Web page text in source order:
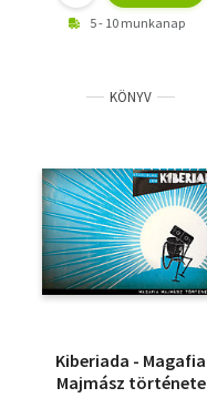
5 - 10 munkanap
KÖNYV
Kiberiada - Magafia
Majmász története